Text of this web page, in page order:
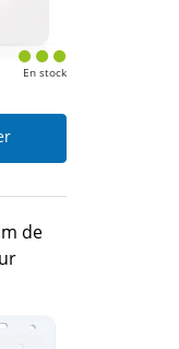
En stock
de